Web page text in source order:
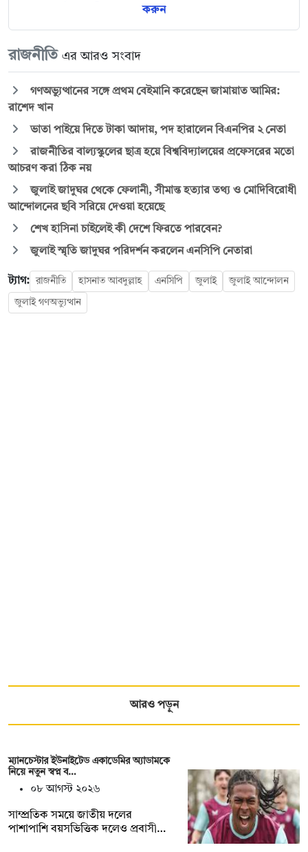
করুন
রাজনীতি এর আরও সংবাদ
গণঅভ্যুত্থানের সঙ্গে প্রথম বেইমানি করেছেন জামায়াত আমির:
রাশেদ খান
ভাতা পাইয়ে দিতে টাকা আদায়, পদ হারালেন বিএনপির ২ নেতা
রাজনীতির বাল্যস্কুলের ছাত্র হয়ে বিশ্ববিদ্যালয়ের প্রফেসরের মতো
আচরণ করা ঠিক নয়
জুলাই জাদুঘর থেকে ফেলানী, সীমান্ত হত্যার তথ্য ও মোদিবিরোধী
আন্দোলনের ছবি সরিয়ে দেওয়া হয়েছে
শেখ হাসিনা চাইলেই কী দেশে ফিরতে পারবেন?
জুলাই স্মৃতি জাদুঘর পরিদর্শন করলেন এনসিপি নেতারা
ট্যাগ: রাজনীতি হাসনাত আবদুল্লাহ এনসিপি জুলাই জুলাই আন্দোলন
জুলাই গণঅভ্যুত্থান
আরও পড়ুন
ম্যানচেস্টার ইউনাইটেড একাডেমির অ্যাডামকে
নিয়ে নতুন স্বপ্ন ব…
০৮ আগস্ট ২০২৬
সাম্প্রতিক সময়ে জাতীয় দলের
পাশাপাশি বয়সভিত্তিক দলেও প্রবাসী…